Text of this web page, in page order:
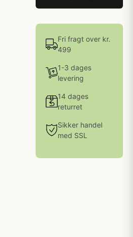
Fri fragt over kr.
499
1-3 dages
levering
14 dages
returret
Sikker handel
med SSL